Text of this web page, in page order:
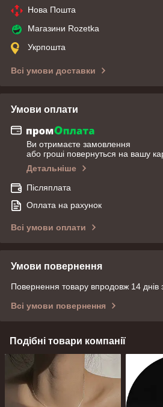
Нова Пошта
Магазини Rozetka
Укрпошта
Всі умови доставки
Умови оплати
Ви отримаєте замовлення
або гроші повернуться на вашу
Детальніше
Післяплата
Оплата на рахунок
Всі умови оплати
Умови повернення
Повернення товару впродовж 14 днів
Всі умови повернення
Подібні товари компанії